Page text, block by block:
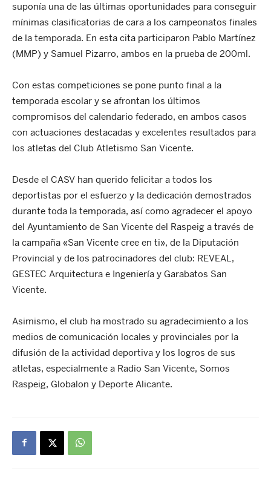
suponía una de las últimas oportunidades para conseguir
mínimas clasificatorias de cara a los campeonatos finales
de la temporada. En esta cita participaron Pablo Martínez
(MMP) y Samuel Pizarro, ambos en la prueba de 200ml.
Con estas competiciones se pone punto final a la
temporada escolar y se afrontan los últimos
compromisos del calendario federado, en ambos casos
con actuaciones destacadas y excelentes resultados para
los atletas del Club Atletismo San Vicente.
Desde el CASV han querido felicitar a todos los
deportistas por el esfuerzo y la dedicación demostrados
durante toda la temporada, así como agradecer el apoyo
del Ayuntamiento de San Vicente del Raspeig a través de
la campaña «San Vicente cree en ti», de la Diputación
Provincial y de los patrocinadores del club: REVEAL,
GESTEC Arquitectura e Ingeniería y Garabatos San
Vicente.
Asimismo, el club ha mostrado su agradecimiento a los
medios de comunicación locales y provinciales por la
difusión de la actividad deportiva y los logros de sus
atletas, especialmente a Radio San Vicente, Somos
Raspeig, Globalon y Deporte Alicante.